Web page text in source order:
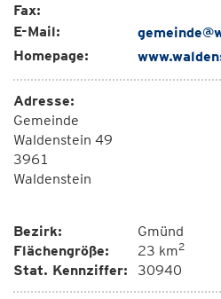
Fax:
E-Mail:
Homepage:
Adresse:
Gemeinde
Waldenstein 49
3961
Waldenstein
Bezirk:
Gmünd
Flächengröße:
23 km2
Stat. Kennziffer: 30940